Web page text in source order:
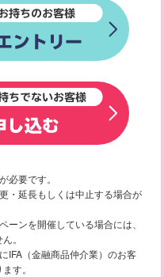
必要です。
・延長もしくは中止する場合が
ーンを開催している場合には、
。
IFA（金融商品仲介業）のお客
す。